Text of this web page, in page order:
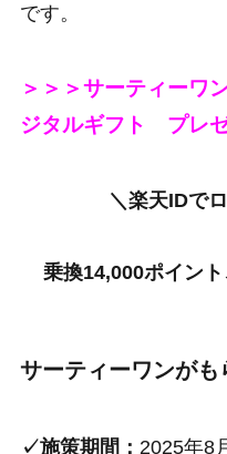
です。
＞＞＞サーティーワ
ジタルギフト プレゼ
＼楽天IDで
乗換14,000ポイン
サーティーワンがも
✓施策期間： 2025年8